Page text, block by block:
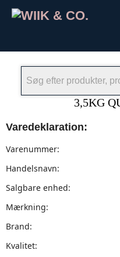
3,5KG
Varedeklaration:
Varenummer:
Handelsnavn:
Salgbare enhed:
Mærkning:
Brand:
Kvalitet: